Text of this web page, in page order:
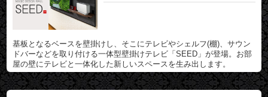
基板となるベースを壁掛けし、そこにテレビやシェルフ(棚)、サウン
ドバーなどを取り付ける一体型壁掛けテレビ「SEED」が登場。お部
屋の壁にテレビと一体化した新しいスペースを生み出します。